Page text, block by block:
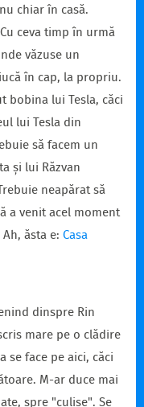
chiar în casă.
ceva timp în urmă
văzuse un
în cap, la propriu.
bobina lui Tesla, căci
lui Tesla din
să facem un
și lui Răzvan
neapărat să
a venit acel moment
ăsta e: Casa
dinspre Rin
mare pe o clădire
se face pe aici, căci
M-ar duce mai